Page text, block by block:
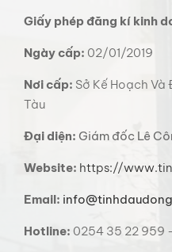
Giấy phép đăng kí kinh
Ngày cấp: 02/01/2019
Nơi cấp: Sở Kế Hoạch
Tàu
Đại diện: Giám đốc Lê
Website: https://
Email:
Hotline: 0254 35 22 959